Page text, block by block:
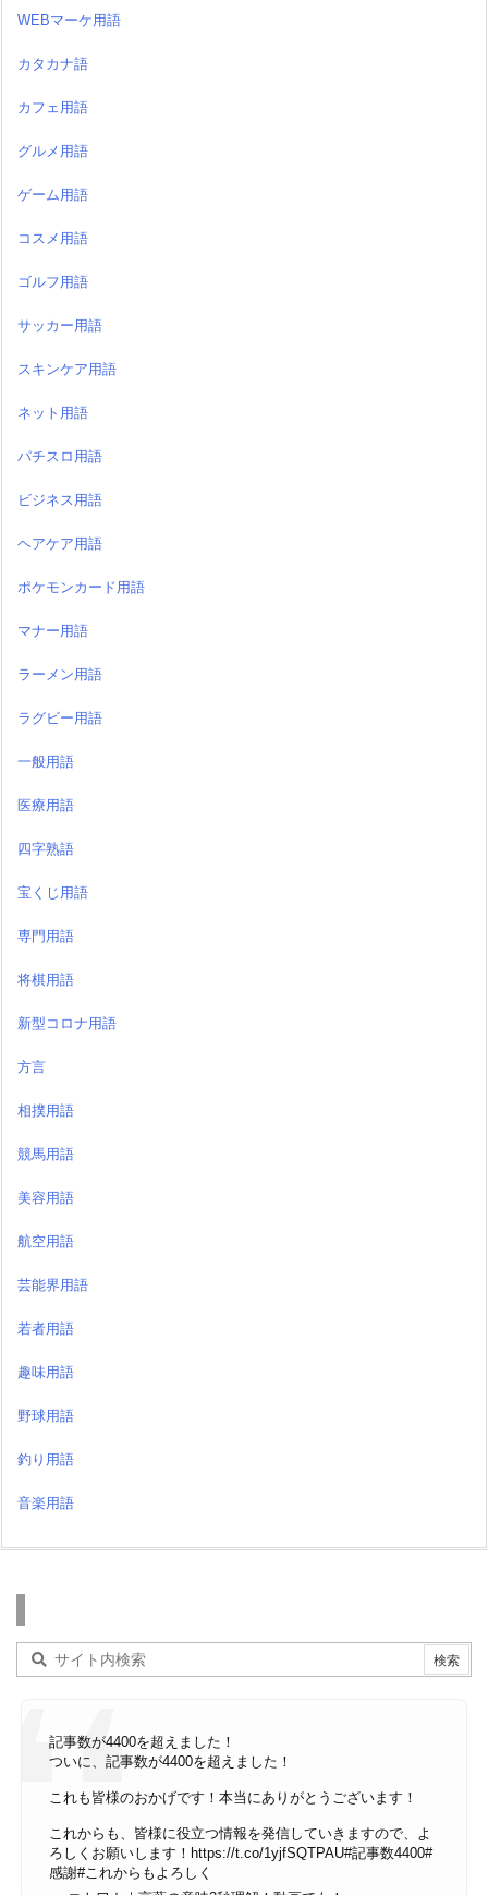
WEBマーケ用語
カタカナ語
カフェ用語
グルメ用語
ゲーム用語
コスメ用語
ゴルフ用語
サッカー用語
スキンケア用語
ネット用語
パチスロ用語
ビジネス用語
ヘアケア用語
ポケモンカード用語
マナー用語
ラーメン用語
ラグビー用語
一般用語
医療用語
四字熟語
宝くじ用語
専門用語
将棋用語
新型コロナ用語
方言
相撲用語
競馬用語
美容用語
航空用語
芸能界用語
若者用語
趣味用語
野球用語
釣り用語
音楽用語
記事数が4400を超えました！
ついに、記事数が4400を超えました！
これも皆様のおかげです！本当にありがとうございます！
これからも、皆様に役立つ情報を発信していきますので、よ
ろしくお願いします！ https://t.co/1yjfSQTPAU#記事数4400#
感謝#これからもよろしく